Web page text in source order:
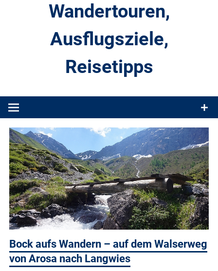
Wandertouren,
Ausflugsziele,
Reisetipps
Produkttests und Buchrezensionen. Ein Blog für alle, die gern
Bock aufs Wandern – auf dem Walserweg
von Arosa nach Langwies